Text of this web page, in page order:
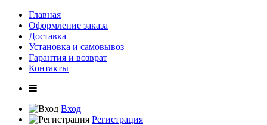
Главная
Оформление заказа
Доставка
Установка и самовывоз
Гарантия и возврат
Контакты
Вход
Регистрация